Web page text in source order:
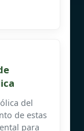
del
de estas
para